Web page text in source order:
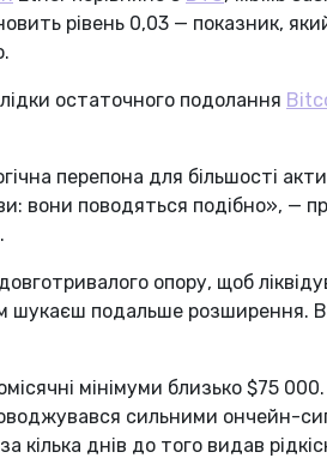
рівень 0,03 — показник,
остаточного подолання
перепона для більшості
вони поводяться подібно», —
опору, щоб
шукаєш подальше розширення.
мінімуми близько $75
сильними ончейн-
кілька днів до того видав